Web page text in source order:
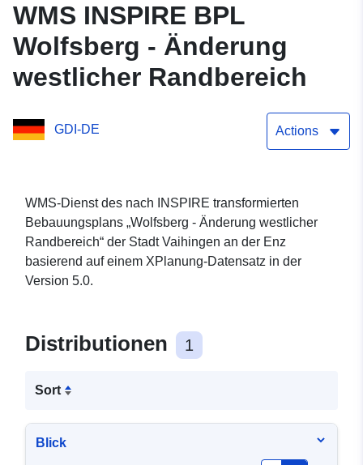
WMS INSPIRE BPL
Wolfsberg - Änderung
westlicher Randbereich
GDI-DE Actions
WMS-Dienst des nach INSPIRE transformierten
Bebauungsplans „Wolfsberg - Änderung westlicher
Randbereich“ der Stadt Vaihingen an der Enz
basierend auf einem XPlanung-Datensatz in der
Version 5.0.
Distributionen 1
Sort
Blick